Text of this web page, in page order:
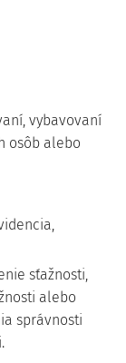
vybavovaní
osôb alebo
sťažnosti,
alebo
správnosti